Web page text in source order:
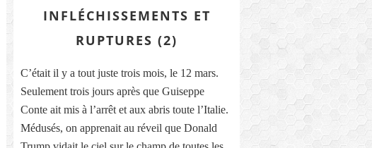
INFLÉCHISSEMENTS ET
RUPTURES (2)
C’était il y a tout juste trois mois, le 12 mars.
Seulement trois jours après que Guiseppe
Conte ait mis à l’arrêt et aux abris toute l’Italie.
Médusés, on apprenait au réveil que Donald